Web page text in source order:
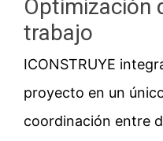
Optimización
trabajo
ICONSTRUYE
proyecto en un
coordinación entre